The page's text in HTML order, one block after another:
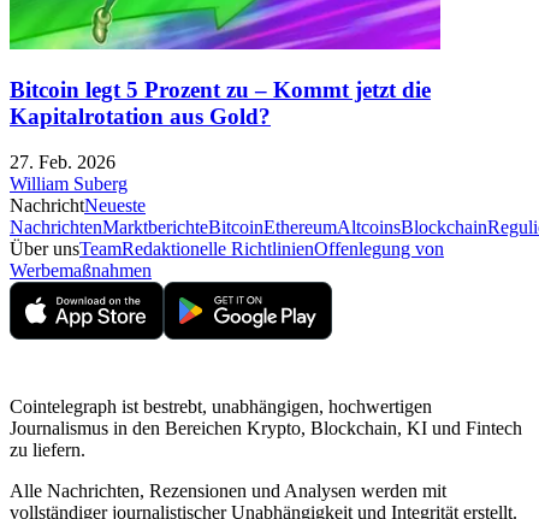
Bitcoin legt 5 Prozent zu – Kommt jetzt die
Kapitalrotation aus Gold?
27. Feb. 2026
William Suberg
NachrichtNeueste
NachrichtenMarktberichteBitcoinEthereumAltcoinsBlockchain
Über unsTeamRedaktionelle RichtlinienOffenlegung von
Werbemaßnahmen
Cointelegraph ist bestrebt, unabhängigen, hochwertigen
Journalismus in den Bereichen Krypto, Blockchain, KI und Fintech
zu liefern.
Alle Nachrichten, Rezensionen und Analysen werden mit
vollständiger journalistischer Unabhängigkeit und Integrität erstellt.